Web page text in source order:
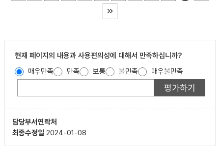
현재 페이지의 내용과 사용편의성에 대해서 만족하십니까?
매우만족
만족 보통 불만족 매우불만족
담당부서연락처
최종수정일 2024-01-08